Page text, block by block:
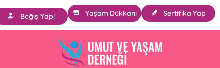
Sertifika Yap
Yaşam Dükkanı
Bağış Yap!